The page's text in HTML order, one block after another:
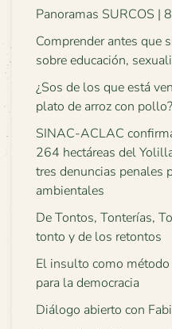
Panoramas SURCOS |
Comprender antes que
sobre educación,
¿Sos de los que está
plato de arroz con pollo?
SINAC-ACLAC
264 hectáreas del
tres denuncias penales
ambientales
De Tontos, Tonterías,
tonto y de los retontos
El insulto como
para la democracia
Diálogo abierto con